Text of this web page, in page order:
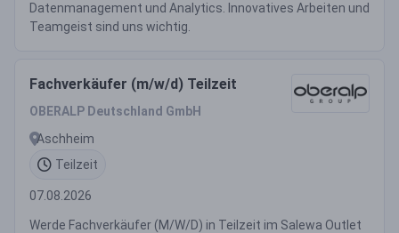
Datenmanagement und Analytics. Innovatives Arbeiten und
Teamgeist sind uns wichtig.
Fachverkäufer (m/w/d) Teilzeit
OBERALP Deutschland GmbH
Aschheim
Teilzeit
07.08.2026
Werde Fachverkäufer (M/W/D) in Teilzeit im Salewa Outlet